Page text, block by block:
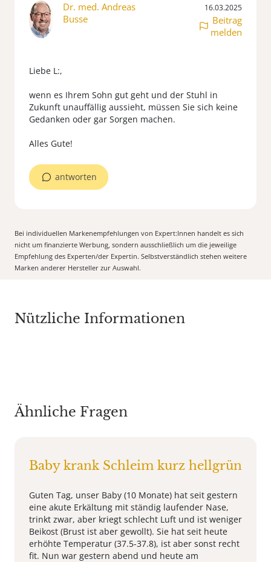
Dr. med. Andreas
Busse
16.03.2025
Beitrag
melden
Liebe L:,
wenn es Ihrem Sohn gut geht und der Stuhl in
Zukunft unauffällig aussieht, müssen Sie sich keine
Gedanken oder gar Sorgen machen.
antworten
Bei individuellen Markenempfehlungen von Expert:Innen handelt es sich
nicht um finanzierte Werbung, sondern ausschließlich um die jeweilige
Empfehlung des Experten/der Expertin. Selbstverständlich stehen weitere
Marken anderer Hersteller zur Auswahl.
Nützliche Informationen
Ähnliche Fragen
Baby krank Schleim kurz hellgrün
Guten Tag, unser Baby (10 Monate) hat seit gestern
eine akute Erkältung mit ständig laufender Nase,
trinkt zwar, aber kriegt schlecht Luft und ist weniger
Beikost (Brust ist aber gewollt). Sie hat seit heute
erhöhte Temperatur (37.5-37.8), ist aber sonst recht
fit. Nun war gestern abend und heute am